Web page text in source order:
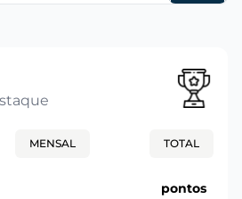
MENSAL TOTAL
pontos